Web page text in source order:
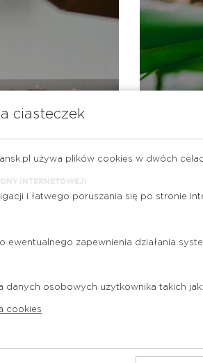
ciasteczek
używa plików cookies w dwóch
INTERNETOWEJ)
i łatwego poruszania się po stronie
ewentualnego zapewnienia działania
danych osobowych użytkownika takich
cookies